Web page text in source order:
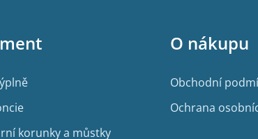
korunky a můstky
O nákupu
Obchodní
Ochrana